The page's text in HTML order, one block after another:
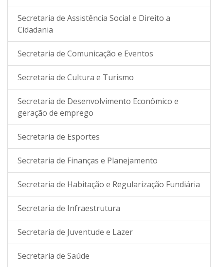
Secretaria de Assistência Social e Direito a
Cidadania
Secretaria de Comunicação e Eventos
Secretaria de Cultura e Turismo
Secretaria de Desenvolvimento Econômico e
geração de emprego
Secretaria de Esportes
Secretaria de Finanças e Planejamento
Secretaria de Habitação e Regularização Fundiária
Secretaria de Infraestrutura
Secretaria de Juventude e Lazer
Secretaria de Saúde